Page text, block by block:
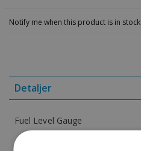
Notify me when this product is in stock
Detaljer
Fuel Level Gauge
Part# 34810-16H00